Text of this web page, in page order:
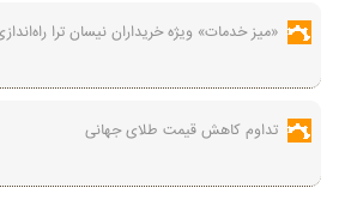
«میز خدمات» ویژه خریداران نیسان ترا
تداوم کاهش قیمت طلای جهانی